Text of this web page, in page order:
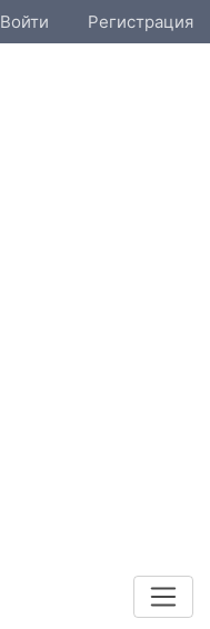
Войти Регистрация